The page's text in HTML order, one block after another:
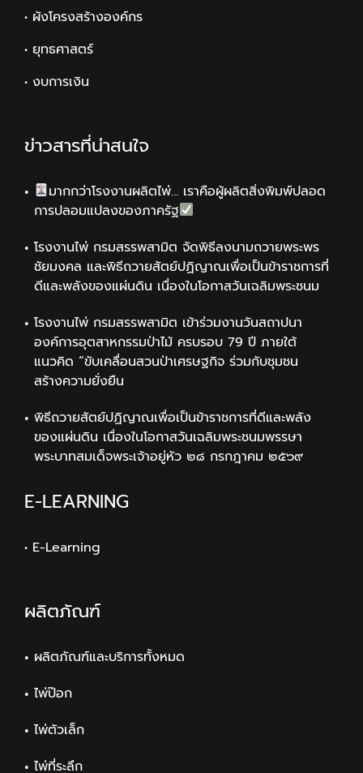
• ผังโครงสร้างองค์กร
• ยุทธศาสตร์
• งบการเงิน
ข่าวสารที่น่าสนใจ
มากกว่าโรงงานผลิตไพ่… เราคือผู้ผลิตสิ่งพิมพ์ปลอด
การปลอมแปลงของภาครัฐ
โรงงานไพ่ กรมสรรพสามิต จัดพิธีลงนามถวายพระพร
ชัยมงคล และพิธีถวายสัตย์ปฏิญาณเพื่อเป็นข้าราชการที่
ดีและพลังของแผ่นดิน เนื่องในโอกาสวันเฉลิมพระชนม
โรงงานไพ่ กรมสรรพสามิต เข้าร่วมงานวันสถาปนา
องค์การอุตสาหกรรมป่าไม้ ครบรอบ 79 ปี ภายใต้
แนวคิด “ขับเคลื่อนสวนป่าเศรษฐกิจ ร่วมกับชุมชน
สร้างความยั่งยืน
พิธีถวายสัตย์ปฏิญาณเพื่อเป็นข้าราชการที่ดีและพลัง
ของแผ่นดิน เนื่องในโอกาสวันเฉลิมพระชนมพรรษา
พระบาทสมเด็จพระเจ้าอยู่หัว ๒๘ กรกฎาคม ๒๕๖๙
E-LEARNING
• E-Learning
ผลิตภัณฑ์
ผลิตภัณฑ์และบริการทั้งหมด
ไพ่ป๊อก
ไพ่ตัวเล็ก
ไพ่ที่ระลึก